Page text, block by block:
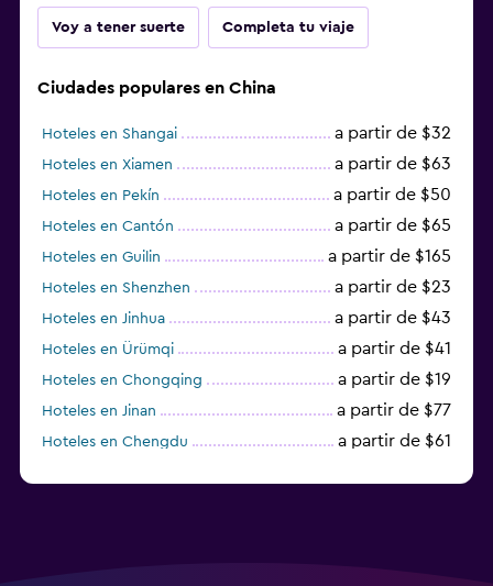
Voy a tener suerte Completa tu viaje
Ciudades populares en China
Hoteles en Shangai a partir de $32
Hoteles en Xiamen a partir de $63
Hoteles en Pekín a partir de $50
Hoteles en Cantón a partir de $65
Hoteles en Guilin a partir de $165
Hoteles en Shenzhen a partir de $23
Hoteles en Jinhua a partir de $43
Hoteles en Ürümqi a partir de $41
Hoteles en Chongqing a partir de $19
Hoteles en Jinan a partir de $77
Hoteles en Chengdu a partir de $61